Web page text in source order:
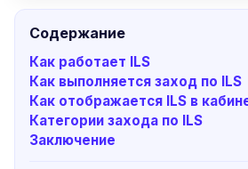
Содержание
Как работает ILS
Как выполняется заход по ILS
Как отображается ILS в
Категории захода по ILS
Заключение